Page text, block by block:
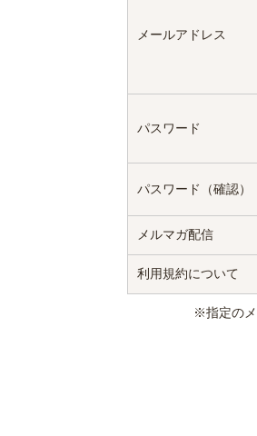
メールアドレス
パスワード
パスワード（確認）
メルマガ配信
利用規約について
※指定のメ